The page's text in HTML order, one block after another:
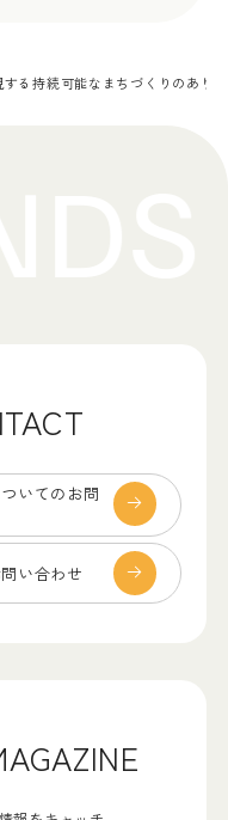
る持続可能なまちづくりのあり
いてのお問
い合わせ